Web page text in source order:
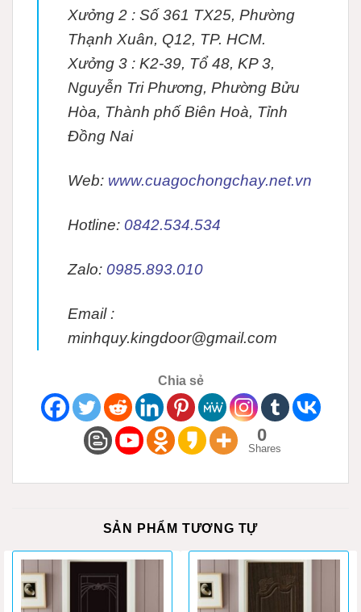
Xưởng 2 : Số 361 TX25, Phường
Thạnh Xuân, Q12, TP. HCM.
Xưởng 3 : K2-39, Tổ 48, KP 3,
Nguyễn Tri Phương, Phường Bửu
Hòa, Thành phố Biên Hoà, Tỉnh
Đồng Nai
Web: www.cuagochongchay.net.vn
Hotline: 0842.534.534
Zalo: 0985.893.010
Email :
minhquy.kingdoor@gmail.com
Chia sẻ
0
Shares
SẢN PHẨM TƯƠNG TỰ